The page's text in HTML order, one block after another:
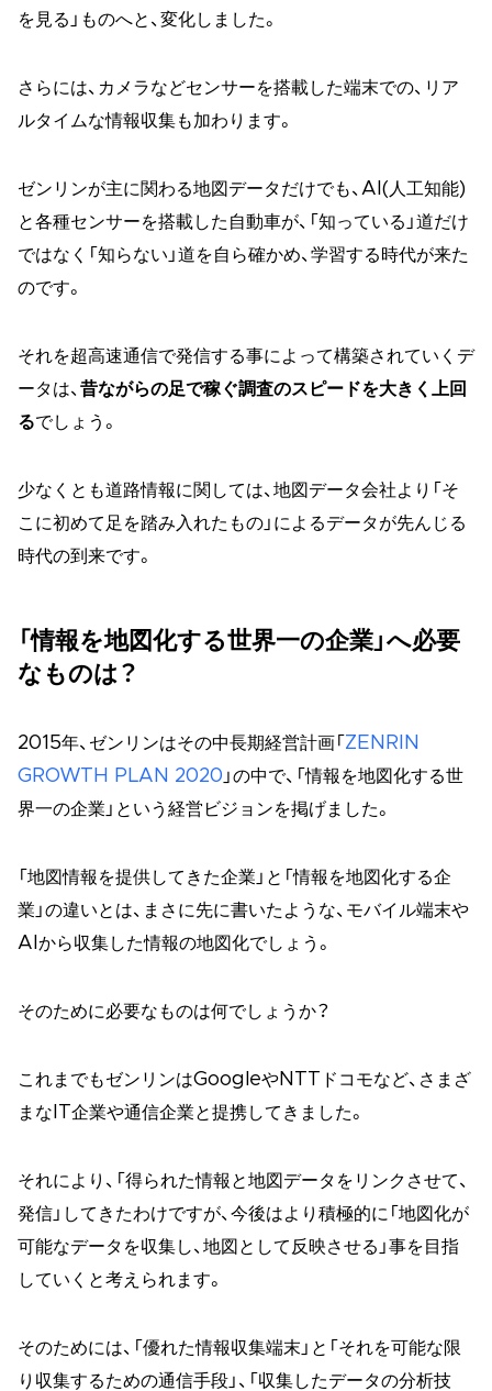
を見る」ものへと、変化しました。
さらには、カメラなどセンサーを搭載した端末での、リア
ルタイムな情報収集も加わります。
ゼンリンが主に関わる地図データだけでも、AI(人工知能)
と各種センサーを搭載した自動車が、「知っている」道だけ
ではなく「知らない」道を自ら確かめ、学習する時代が来た
のです。
それを超高速通信で発信する事によって構築されていくデ
ータは、 昔ながらの足で稼ぐ調査のスピードを大きく上回
るでしょう。
少なくとも道路情報に関しては、地図データ会社より「そ
こに初めて足を踏み入れたもの」によるデータが先んじる
時代の到来です。
「情報を地図化する世界一の企業」へ必要
なものは？
2015年、ゼンリンはその中長期経営計画「 ZENRIN
GROWTH PLAN 2020 」の中で、「情報を地図化する世
界一の企業」という経営ビジョンを掲げました。
「地図情報を提供してきた企業」と「情報を地図化する企
業」の違いとは、まさに先に書いたような、モバイル端末や
AIから収集した情報の地図化でしょう。
そのために必要なものは何でしょうか？
これまでもゼンリンはGoogleやNTTドコモなど、さまざ
まなIT企業や通信企業と提携してきました。
それにより、「得られた情報と地図データをリンクさせて、
発信」してきたわけですが、今後はより積極的に「地図化が
可能なデータを収集し、地図として反映させる」事を目指
していくと考えられます。
そのためには、「優れた情報収集端末」と「それを可能な限
り収集するための通信手段」、「収集したデータの分析技